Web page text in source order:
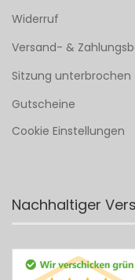
Widerruf
Versand- &
Sitzung unterbrochen
Gutscheine
Cookie Einstellungen
Nachhaltiger